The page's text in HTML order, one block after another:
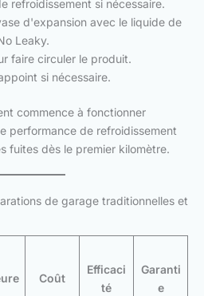
refroidissement si nécessaire.
d'expansion avec le liquide de
Leaky.
faire circuler le produit.
si nécessaire.
commence à fonctionner
performance de refroidissement
fuites dès le premier kilomètre.
de garage traditionnelles et
Coût
Efficaci
té
Garanti
e